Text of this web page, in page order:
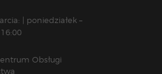
| poniedziałek –
Obsługi